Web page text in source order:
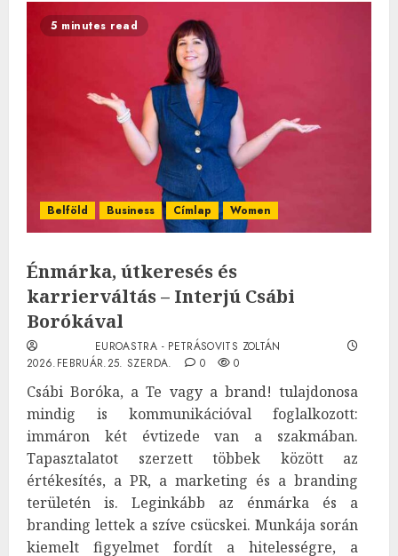
5 minutes read
Belföld Business Címlap Women
Énmárka, útkeresés és
karrierváltás – Interjú Csábi
Borókával
EUROASTRA - PETRÁSOVITS ZOLTÁN
2026.FEBRUÁR.25. SZERDA.
0 0
Csábi Boróka, a Te vagy a brand! tulajdonosa
mindig is kommunikációval foglalkozott:
immáron két évtizede van a szakmában.
Tapasztalatot szerzett többek között az
értékesítés, a PR, a marketing és a branding
területén is. Leginkább az énmárka és a
branding lettek a szíve csücskei. Munkája során
kiemelt figyelmet fordít a hitelességre, a